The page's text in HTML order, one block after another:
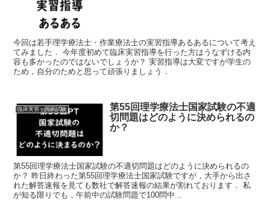
今回は若手理学療法士・作業療法士の実習指導あるあるについて考え
てみました． 今年度初めて臨床実習指導を行った方はうなずける内
容も多かったのではないでしょうか？ 実習指導は大変ですが学生の
ため，自分のためと思って頑張りましょう．
臨床実習・国家試験
第55回理学療法士国家試験の不適
切問題はどのように決められるの
か？
第55回理学療法士国家試験の不適切問題はどのように決められるの
か？ 昨日終わった第55回理学療法士国家試験ですが，大手から出さ
れた解答速報を見ても数社で解答速報の結果が割れております． 私
が知る限りでも，午前中の試験問題で100問中...